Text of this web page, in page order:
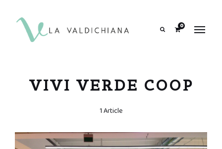
0
VIVI VERDE COOP
1 Article